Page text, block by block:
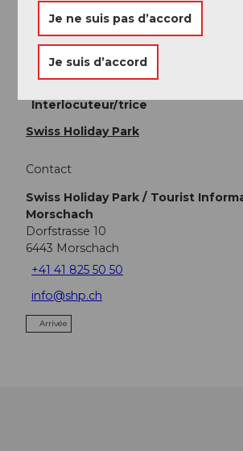
Après l'achat, connectez-vous à mon
aurez ensuite l'option de télécharger
avec la version en ligne.
Interlocuteur/trice
Swiss Holiday Park
Contact
Swiss Holiday Park / Tourist
Morschach
Dorfstrasse 10
6443 Morschach
+41 41 825 50 50
info@shp.ch
Arrivée
Je ne suis pas d’accord
Je suis d’accord